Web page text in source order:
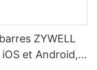
ZYWELL
et Android,